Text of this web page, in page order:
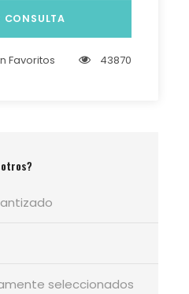
Favoritos 43870
seleccionados